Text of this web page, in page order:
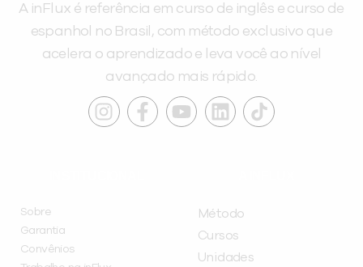
A inFlux é referência em curso de inglês e curso de
espanhol no Brasil, com método exclusivo que
acelera o aprendizado e leva você ao nível
avançado mais rápido.
Sobre
Garantia
Convênios
Método
Cursos
Unidades